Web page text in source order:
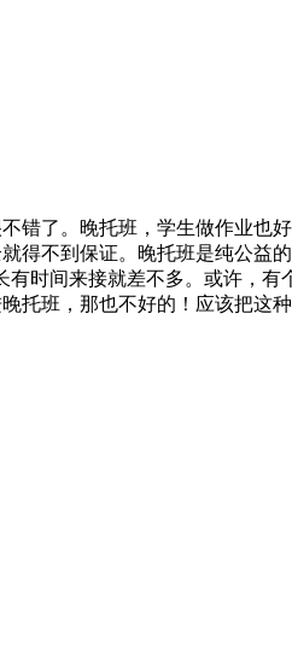
错了。晚托班，学生做作业也
得不到保证。晚托班是纯公益
时间来接就差不多。或许，
托班，那也不好的！应该把这种